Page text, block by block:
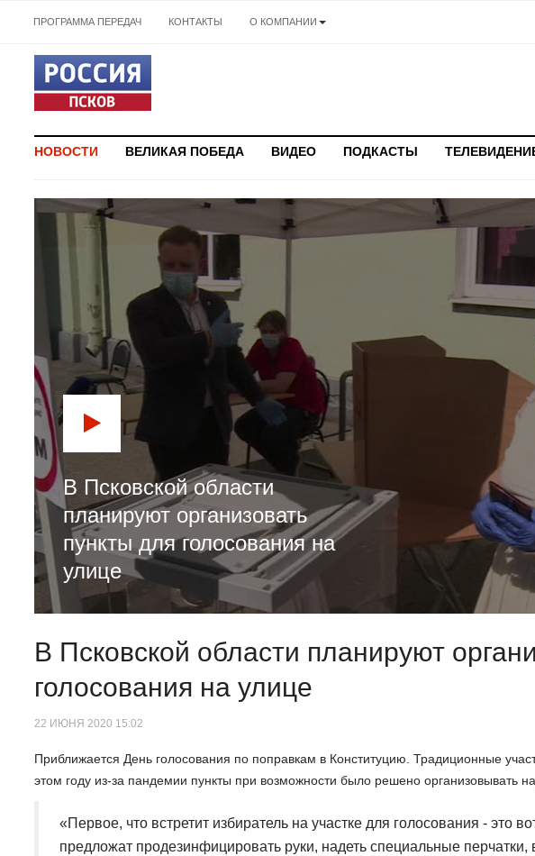
ПРОГРАММА ПЕРЕДАЧ КОНТАКТЫ О КОМПАНИИ
НОВОСТИ ВЕЛИКАЯ ПОБЕДА ВИДЕО ПОДКАСТЫ
В Псковской области
планируют организовать
пункты для голосования на
улице
В Псковской области планируют
голосования на улице
22 ИЮНЯ 2020 15:02
Приближается День голосования по поправкам в Конституцию. Традиционные
этом году из-за пандемии пункты при возможности было решено организовывать
«Первое, что встретит избиратель на участке для голосования - это
предложат продезинфицировать руки, надеть специальные перчатки,